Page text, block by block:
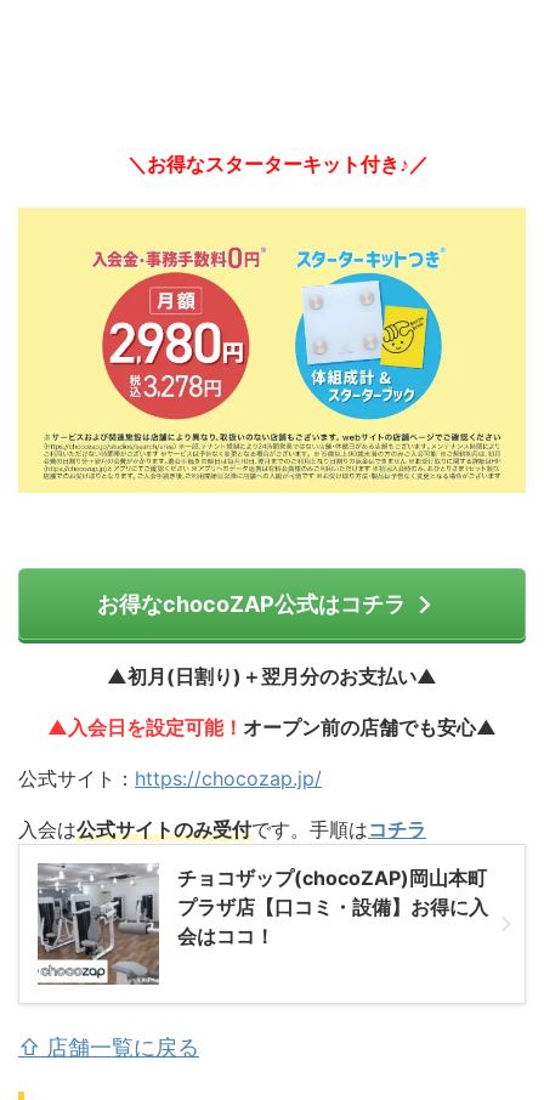
＼お得なスターターキット付き♪／
お得なchocoZAP公式はコチラ
▲初月(日割り)＋翌月分のお支払い▲
▲入会日を設定可能！ オープン前の店舗でも安心▲
公式サイト： https://chocozap.jp/
入会は公式サイトのみ受付です。手順はコチラ
チョコザップ(chocoZAP)岡山本町
プラザ店【口コミ・設備】お得に入
会はココ！
⇧ 店舗一覧に戻る